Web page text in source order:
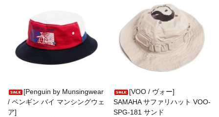
[Penguin by Munsingwear
/ ペンギン バイ マンシングウェ
ア]
[VOO / ヴォー]
SAMAHA サファリハット VOO-
SPG-181 サンド
ITUAIS
JAMES GROSE